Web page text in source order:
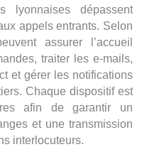
lyonnaises dépassent
appels entrants. Selon
assurer l’accueil
traiter les e-mails,
et gérer les notifications
Chaque dispositif est
afin de garantir un
et une transmission
interlocuteurs.